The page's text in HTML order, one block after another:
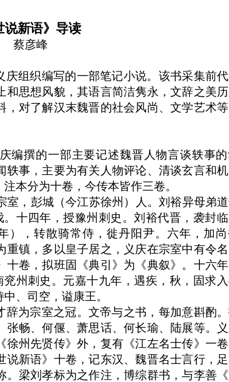
说新语》导读
蔡彦峰
庆组织编写的一部笔记小说。该书采集前
思想风貌，其语言简洁隽永，文辞之美
，对了解汉末魏晋的社会风尚、文学艺术
编撰的一部主要记述魏晋人物言谈轶事
事，主要为有关人物评论、清谈玄言和
本分为十卷，今传本皆作三卷。
，彭城（今江苏徐州）人。刘裕异母弟道
十四年，授豫州刺史。刘裕代晋，袭封临
），转散骑常侍，徙丹阳尹。六年，加
重镇，多以皇子居之，义庆在宗室中有令
卷，拟班固《典引》为《典叙》。十六
州刺史。元嘉十九年，遇疾，秋，固求
、司空，谥康王。
辞为宗室之冠。文帝与之书，每加意斟酌
畅、何偃、萧思话、何长瑜、陆展等。
州先贤传》外，复有《江左名士传》一
新语》十卷，记东汉、魏晋名士言行，
梁刘孝标为之作注，博综群书，与李善《